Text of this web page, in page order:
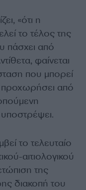
«ότι η
το τέλος της
πάσχει από
φαίνεται
που μπορεί
προχωρήσει από
το τελευταίο
αιτιολογικού
της
διακοπή του